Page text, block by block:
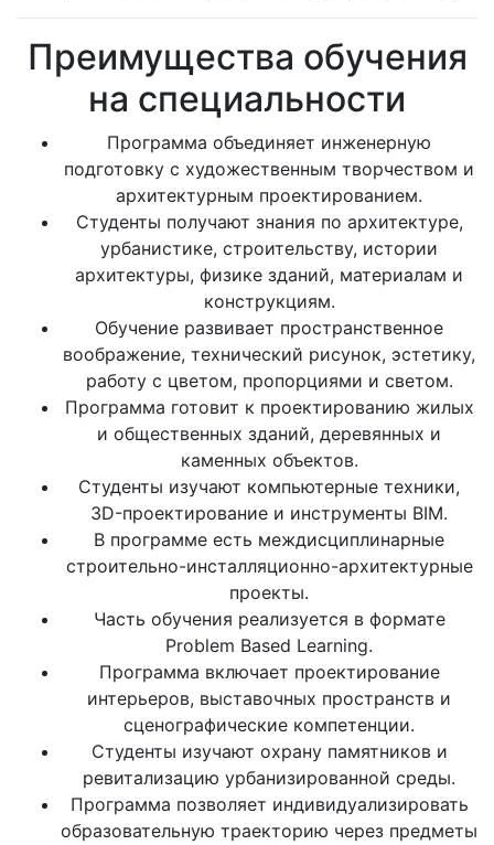
Преимущества обучения
на специальности
Программа объединяет инженерную
подготовку с художественным творчеством и
архитектурным проектированием.
Студенты получают знания по архитектуре,
урбанистике, строительству, истории
архитектуры, физике зданий, материалам и
конструкциям.
Обучение развивает пространственное
воображение, технический рисунок, эстетику,
работу с цветом, пропорциями и светом.
Программа готовит к проектированию жилых
и общественных зданий, деревянных и
каменных объектов.
Студенты изучают компьютерные техники,
3D-проектирование и инструменты BIM.
В программе есть междисциплинарные
строительно-инсталляционно-архитектурные
проекты.
Часть обучения реализуется в формате
Problem Based Learning.
Программа включает проектирование
интерьеров, выставочных пространств и
сценографические компетенции.
Студенты изучают охрану памятников и
ревитализацию урбанизированной среды.
Программа позволяет индивидуализировать
образовательную траекторию через предметы